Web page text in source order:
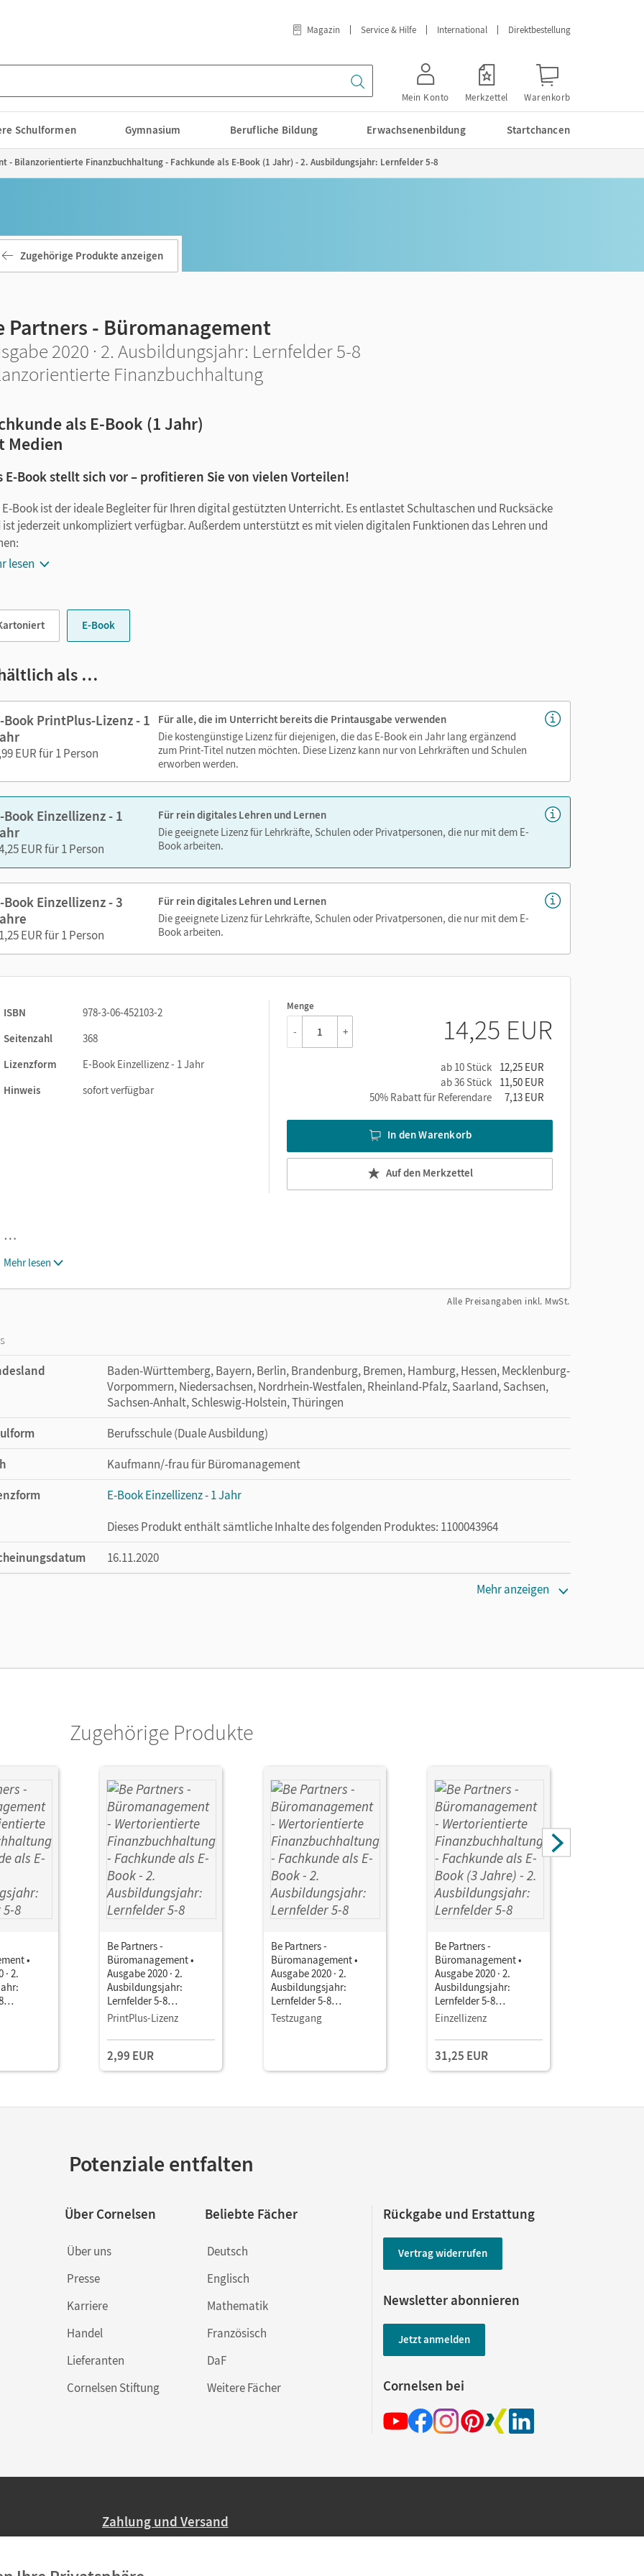
Magazin Service & Hilfe International Direktbestellung
Mein Konto Merkzettel Warenkorb
Schulformen Gymnasium Berufliche Bildung Erwachsenenbildung Startchancen
- Bilanzorientierte Finanzbuchhaltung - Fachkunde als E-Book (1 Jahr) - 2. Ausbildungsjahr: Lernfelder 5-8
Zugehörige Produkte anzeigen
Partners - Büromanagement
2020 · 2. Ausbildungsjahr: Lernfelder 5-8
Finanzbuchhaltung
als E-Book (1 Jahr)
Medien
E-Book stellt sich vor – profitieren Sie von vielen Vorteilen!
E-Book ist der ideale Begleiter für Ihren digital gestützten Unterricht. Es entlastet Schultaschen und Rucksäcke
ist jederzeit unkompliziert verfügbar. Außerdem unterstützt es mit vielen digitalen Funktionen das Lehren und
Text ergänzen
Lesezeichen hinzufügen
zoomen
sind wichtige Bestandteile dieses E-Books. Sie sind seitengenau platziert, damit Sie und Ihre Schüler/-innen
unkompliziert darauf zugreifen können. So gestalten Sie das Lehren und Lernen zeitsparend und
Kein Medienwechsel! Kein zeitaufwendiges Suchen!
in diesem E-Book:
Videos
Via LTI-Lizenz lassen sich die digitalen Ausgaben ganz einfach in Ihr LMS integrieren. Melden Sie sich bitte bei
Fachberater/-innen für die Berufliche Bildung untercornelsen.de/service/berater
freuen uns auf Ihre Anfrage!
lesen
E-Book
als …
Book PrintPlus-Lizenz - 1
EUR für 1 Person
Für alle, die im Unterricht bereits die Printausgabe verwenden
Die kostengünstige Lizenz für diejenigen, die das E-Book ein Jahr lang ergänzend
zum Print-Titel nutzen möchten. Diese Lizenz kann nur von Lehrkräften und Schulen
erworben werden.
Book Einzellizenz - 1
EUR für 1 Person
Für rein digitales Lehren und Lernen
Die geeignete Lizenz für Lehrkräfte, Schulen oder Privatpersonen, die nur mit dem E-
Book arbeiten.
Book Einzellizenz - 3
EUR für 1 Person
Für rein digitales Lehren und Lernen
Die geeignete Lizenz für Lehrkräfte, Schulen oder Privatpersonen, die nur mit dem E-
Book arbeiten.
ISBN
978-3-06-452103-2
Seitenzahl
368
Lizenzform
E-Book Einzellizenz - 1 Jahr
Hinweis
sofort verfügbar
Menge
1
- + 14,25 EUR
ab 10 Stück
12,25 EUR
ab 36 Stück
11,50 EUR
50% Rabatt für Referendare
7,13 EUR
In den Warenkorb
Auf den Merkzettel
…
Mehr lesen
Alle Preisangaben inkl. MwSt.
Baden-Württemberg, Bayern, Berlin, Brandenburg, Bremen, Hamburg, Hessen, Mecklenburg-
Vorpommern, Niedersachsen, Nordrhein-Westfalen, Rheinland-Pfalz, Saarland, Sachsen,
Sachsen-Anhalt, Schleswig-Holstein, Thüringen
Berufsschule (Duale Ausbildung)
Kaufmann/-frau für Büromanagement
E-Book Einzellizenz - 1 Jahr
Dieses Produkt enthält sämtliche Inhalte des folgenden Produktes: 1100043964
16.11.2020
Die geeignete Lizenz für Lehrkräfte, Schulen oder Privatpersonen, die nur mit dem E-Book
in
Franke, Kai; Bodamer, Jens; Rottmeier, Michael; Hall, Stephanie; Löbs, Beate; Kiefer, Sabine;
Mehr anzeigen
Zugehörige Produkte
•
· 2.
•
Be Partners -
Büromanagement •
Ausgabe 2020 · 2.
Ausbildungsjahr:
Lernfelder 5-8
Wertorientierte
Fachkunde als E-Book
Mit Medien
PrintPlus-Lizenz
2,99 EUR
Be Partners -
Büromanagement •
Ausgabe 2020 · 2.
Ausbildungsjahr:
Lernfelder 5-8
Wertorientierte
Finanzbuchhaltung •
Testzugang
Be Partners -
Büromanagement •
Ausgabe 2020 · 2.
Ausbildungsjahr:
Lernfelder 5-8
Wertorientierte
Fachkunde als E-Book
(3 Jahre) Mit Medien
Einzellizenz
31,25 EUR
Potenziale entfalten
Über Cornelsen
Über uns
Presse
Karriere
Handel
Lieferanten
Cornelsen Stiftung
Beliebte Fächer
Deutsch
Englisch
Mathematik
Französisch
DaF
Weitere Fächer
Rückgabe und Erstattung
Vertrag widerrufen
Newsletter abonnieren
Jetzt anmelden
Cornelsen bei
Zahlung und Versand